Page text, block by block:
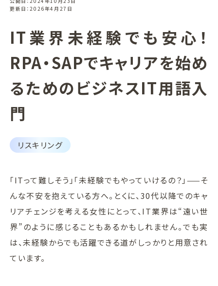
更新日：2026年4月27日
IT業界未経験でも安心！
RPA・SAPでキャリアを始め
るためのビジネスIT用語入
門
リスキリング
「ITって難しそう」「未経験でもやっていけるの？」——そ
んな不安を抱えている方へ。とくに、30代以降でのキャ
リアチェンジを考える女性にとって、IT業界は“遠い世
界”のように感じることもあるかもしれません。でも実
は、未経験からでも活躍できる道がしっかりと用意され
ています。